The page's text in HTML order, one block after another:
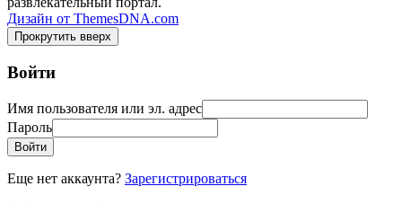
Дизайн от ThemesDNA.com
Прокрутить вверх
Войти
Имя пользователя или эл. адрес
Пароль
Войти
Еще нет аккаунта? Зарегистрироваться